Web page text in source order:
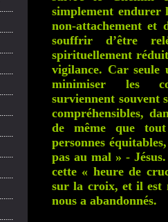
simplement endurer
non-attachement et
souffrir d’être
spirituellement
vigilance. Car seule
minimiser les
surviennent souvent
compréhensibles,
de même que
personnes
pas au mal » -
cette « heure de
sur la croix, et il est
nous a abandonnés.